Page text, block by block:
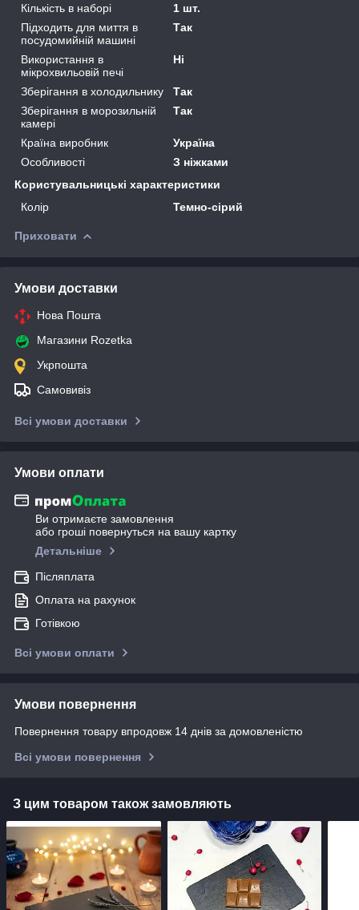
Кількість в наборі
1 шт.
Підходить для миття в
посудомийній машині
Так
Використання в
мікрохвильовій печі
Ні
Зберігання в холодильнику
Так
Зберігання в морозильній
камері
Так
Країна виробник
Україна
Особливості
З ніжками
Користувальницькі характеристики
Колір
Темно-сірий
Приховати
Умови доставки
Нова Пошта
Магазини Rozetka
Укрпошта
Самовивіз
Всі умови доставки
Умови оплати
Ви отримаєте замовлення
або гроші повернуться на вашу картку
Детальніше
Післяплата
Оплата на рахунок
Готівкою
Всі умови оплати
Умови повернення
Повернення товару впродовж 14 днів за домовленістю
Всі умови повернення
З цим товаром також замовляють